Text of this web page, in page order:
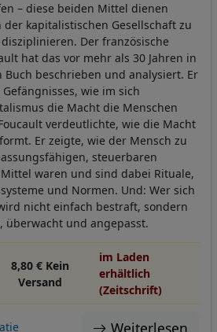
– diese beiden Mittel dienen
kapitalistischen Gesellschaft zu
Der französische
hat das vor mehr als 30 Jahren in
beschrieben und analysiert. Er
wie im sich
die Macht die Menschen
verdeutlichte, wie die Macht
Er zeigte, wie der Mensch zu
steuerbaren
waren und sind dabei Rituale,
und Normen. Und: Wer sich
nicht einfach bestraft, sondern
überwacht und angepasst.
8,80 € Kein
Versand
im Laden
erhältlich
(Zeitschrift)
Weiterlesen